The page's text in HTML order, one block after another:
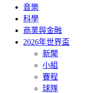
音樂
科學
商業與金融
2026年世界盃
新聞
小組
賽程
球隊